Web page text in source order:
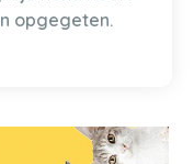
opgegeten.